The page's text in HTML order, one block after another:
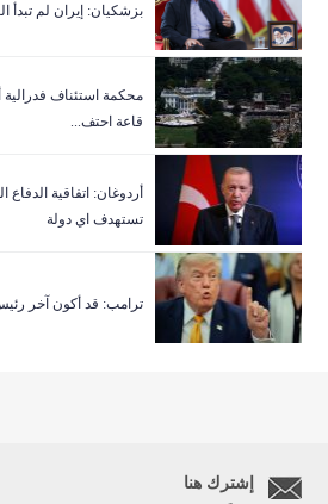
بزشكيان: إيران لم تبدأ
‏محكمة استئناف فدرالية
قاعة احتف...
أردوغان: اتفاقية الدفاع
تستهدف اي دولة
ترامب: قد أكون آخر
إشترك هنا